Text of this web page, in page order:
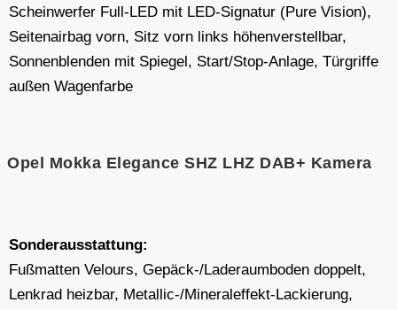
Scheinwerfer Full-LED mit LED-Signatur (Pure Vision),
Seitenairbag vorn, Sitz vorn links höhenverstellbar,
Sonnenblenden mit Spiegel, Start/Stop-Anlage, Türgriffe
außen Wagenfarbe
Opel Mokka Elegance SHZ LHZ DAB+ Kamera
Sonderausstattung:
Fußmatten Velours, Gepäck-/Laderaumboden doppelt,
Lenkrad heizbar, Metallic-/Mineraleffekt-Lackierung,